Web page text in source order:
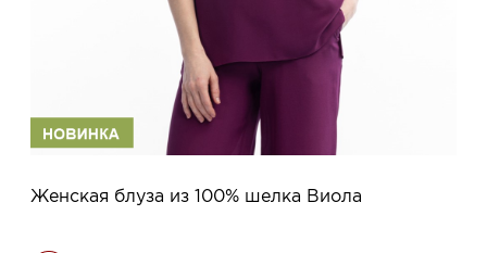
Женская блуза из 100% шелка Виола